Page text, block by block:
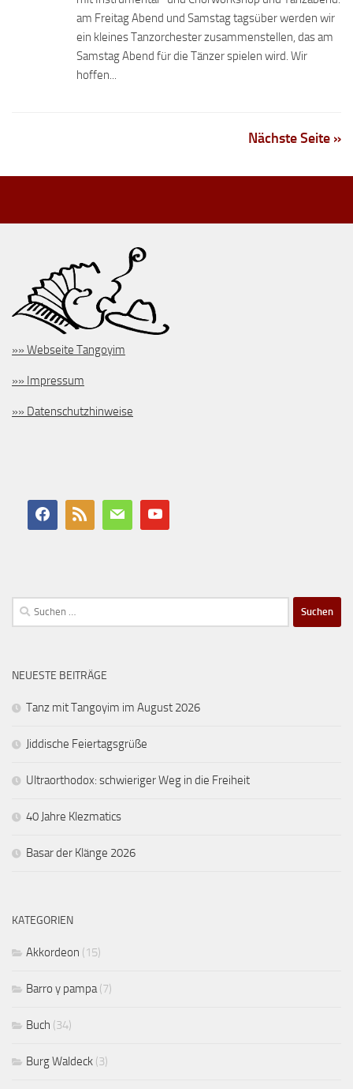
am Freitag Abend und Samstag tagsüber werden wir
ein kleines Tanzorchester zusammenstellen, das am
Samstag Abend für die Tänzer spielen wird. Wir
hoffen...
Nächste Seite »
»» Webseite Tangoyim
»» Impressum
»» Datenschutzhinweise
Suchen
nach:
NEUESTE BEITRÄGE
Tanz mit Tangoyim im August 2026
Jiddische Feiertagsgrüße
Ultraorthodox: schwieriger Weg in die Freiheit
40 Jahre Klezmatics
Basar der Klänge 2026
KATEGORIEN
Akkordeon (15)
Barro y pampa (7)
Buch (34)
Burg Waldeck (3)